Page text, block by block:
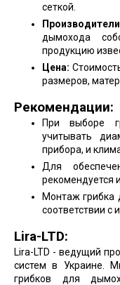
сеткой.
дымохода
продукцию
Цена:
размеров,
Рекомендации:
При выборе
учитывать
прибора, и
Для
рекомендуется
Монтаж грибка
соответствии с
Lira-LTD:
Lira-LTD - ведущий
систем в Украине.
грибков для